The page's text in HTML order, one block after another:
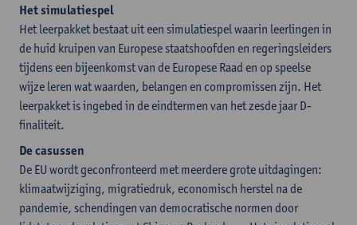
Het simulatiespel
Het leerpakket bestaat uit een simulatiespel waarin leerlingen in
de huid kruipen van Europese staatshoofden en regeringsleiders
tijdens een bijeenkomst van de Europese Raad en op speelse
wijze leren wat waarden, belangen en compromissen zijn. Het
leerpakket is ingebed in de eindtermen van het zesde jaar D-
finaliteit.
De casussen
De EU wordt geconfronteerd met meerdere grote uitdagingen:
klimaatwijziging, migratiedruk, economisch herstel na de
pandemie, schendingen van democratische normen door